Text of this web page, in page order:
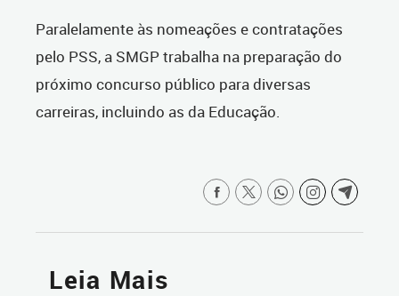
Paralelamente às nomeações e contratações
pelo PSS, a SMGP trabalha na preparação do
próximo concurso público para diversas
carreiras, incluindo as da Educação.
Leia Mais